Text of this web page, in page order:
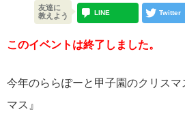
このイベントは終了しました。
今年のららぽーと甲子園のクリス
マス』
友達に
教えよう
LINE Twitter